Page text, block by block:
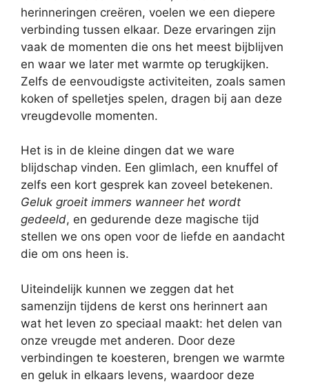
herinneringen creëren, voelen we een diepere
verbinding tussen elkaar. Deze ervaringen zijn
vaak de momenten die ons het meest bijblijven
en waar we later met warmte op terugkijken.
Zelfs de eenvoudigste activiteiten, zoals samen
koken of spelletjes spelen, dragen bij aan deze
vreugdevolle momenten.
Het is in de kleine dingen dat we ware
blijdschap vinden. Een glimlach, een knuffel of
zelfs een kort gesprek kan zoveel betekenen.
Geluk groeit immers wanneer het wordt
gedeeld, en gedurende deze magische tijd
stellen we ons open voor de liefde en aandacht
die om ons heen is.
Uiteindelijk kunnen we zeggen dat het
samenzijn tijdens de kerst ons herinnert aan
wat het leven zo speciaal maakt: het delen van
onze vreugde met anderen. Door deze
verbindingen te koesteren, brengen we warmte
en geluk in elkaars levens, waardoor deze